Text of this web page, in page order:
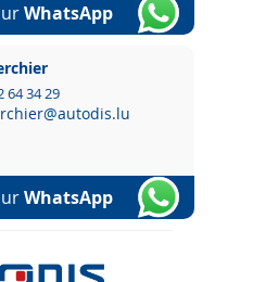
WhatsApp
64 34 29
WhatsApp